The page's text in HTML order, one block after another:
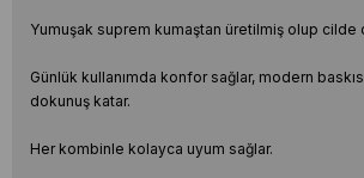
Yumuşak suprem kumaştan üretilmiş olup cilde
Günlük kullanımda konfor sağlar, modern
dokunuş katar.
Her kombinle kolayca uyum sağlar.